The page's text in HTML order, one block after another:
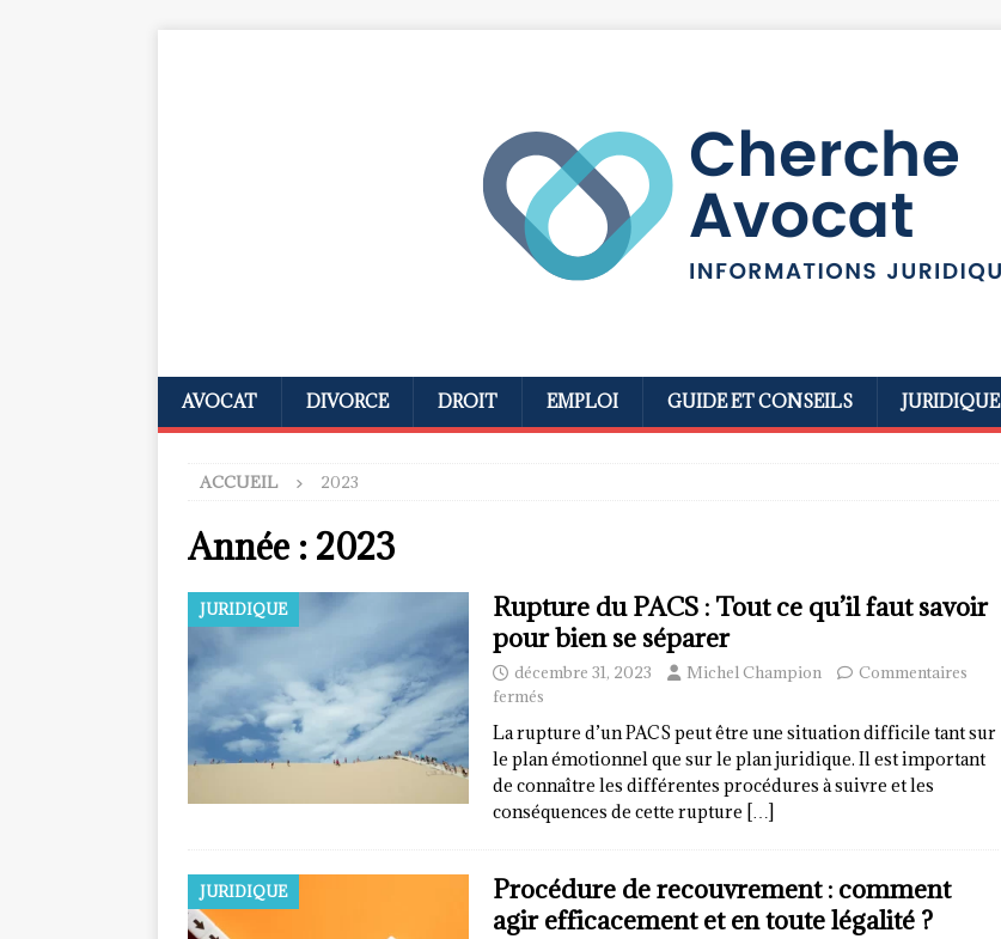
AVOCAT DIVORCE DROIT EMPLOI GUIDE ET CONSEILS JURIDIQUE
ACCUEIL 2023
Année :2023
JURIDIQUE
Rupture du PACS : Tout ce qu’il faut savoir
pour bien se séparer
décembre 31, 2023 Michel Champion
Commentaires
fermés
La rupture d’un PACS peut être une situation difficile tant sur
le plan émotionnel que sur le plan juridique. Il est important
de connaître les différentes procédures à suivre et les
conséquences de cette rupture […]
JURIDIQUE
Procédure de recouvrement : comment
agir efficacement et en toute légalité ?